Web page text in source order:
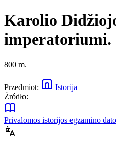
Karolio
imperatoriumi.
800 m.
Przedmiot:
Istorija
Źródło:
Privalomos istorijos egzamino